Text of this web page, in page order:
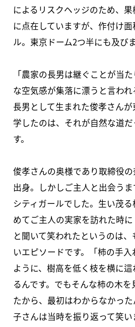
によるリスクヘッジのため、
に点在していますが、作付け
ル。東京ドーム2つ半にも及びま
「農家の長男は継ぐことが当
な空気感が集落に漂うと言わ
長男として生まれた俊孝さん
学したのは、それが自然な道
す。
俊孝さんの奥様であり取締役
出身。しかしご主人と出会う
シティガールでした。生い茂
めてご主人の実家を訪れた時に
と聞いて笑われたというのは
いエピソードです。「柿の手
ように、樹高を低く枝を横に
るんです。でもそんな柿の木
たから、最初はわからなかっ
子さんは当時を振り返って笑い